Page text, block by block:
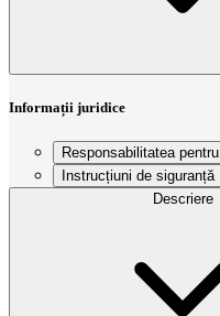
Informații juridice
Responsabilitatea
Instrucțiuni de siguranță
Descriere